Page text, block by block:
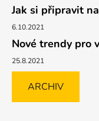
Jak si připravit
6.10.2021
Nové trendy pro
25.8.2021
ARCHIV